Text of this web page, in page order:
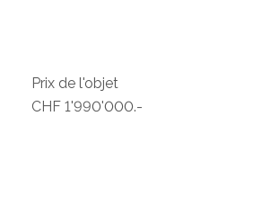
Prix de l'objet
CHF 1'990'000.-